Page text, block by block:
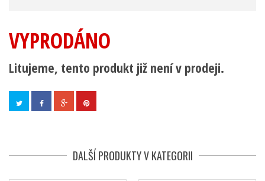
VYPRODÁNO
Litujeme, tento produkt již není v prodeji.
DALŠÍ PRODUKTY V KATEGORII